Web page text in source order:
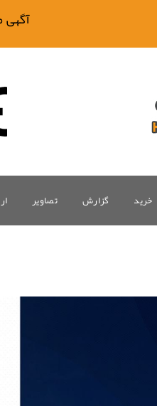
آگهی
تصاویر گزارش خرید